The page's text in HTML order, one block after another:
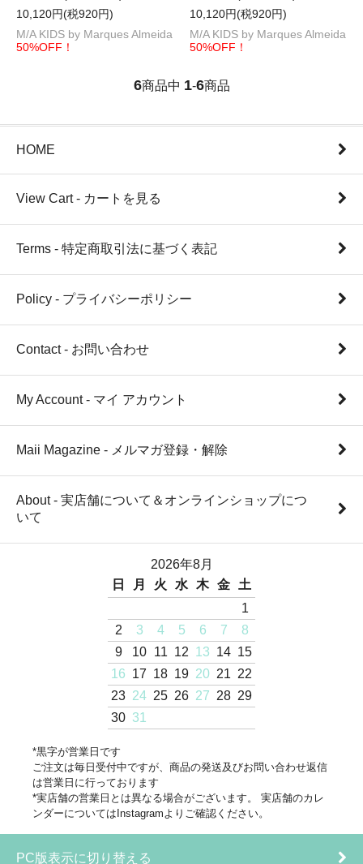
10,120円(税920円)
M/A KIDS by Marques Almeida
50%OFF！
10,120円(税920円)
M/A KIDS by Marques Almeida
50%OFF！
6商品中 1-6商品
HOME
View Cart - カートを見る
Terms - 特定商取引法に基づく表記
Policy - プライバシーポリシー
Contact - お問い合わせ
My Account - マイ アカウント
Maii Magazine - メルマガ登録・解除
About - 実店舗について＆オンラインショップにつ
いて
2026年8月
日
月 火 水 木 金
土
1
2
3 4 5 6 7
8
9
10 11 12 13 14 15
16 17 18 19 20 21 22
23 24 25 26 27 28 29
30 31
*黒字が営業日です
ご注文は毎日受付中ですが、商品の発送及びお問い合わせ返信
は営業日に行っております
*実店舗の営業日とは異なる場合がございます。 実店舗のカレ
ンダーについてはInstagramよりご確認ください。
PC版表示に切り替える